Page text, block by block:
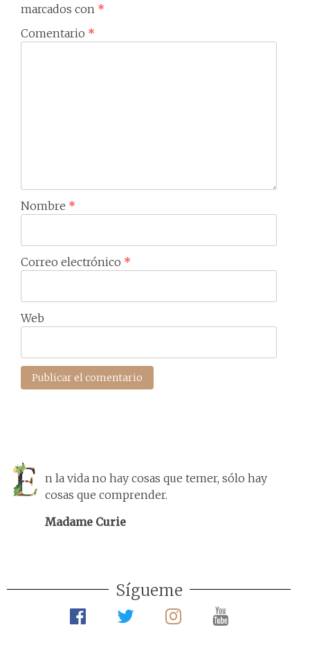
marcados con *
Comentario *
Nombre *
Correo electrónico *
Web
n la vida no hay cosas que temer, sólo hay
cosas que comprender.
Madame Curie
Sígueme